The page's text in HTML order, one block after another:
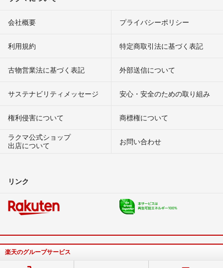
会社概要 プライバシーポリシー
利用規約 特定商取引法に基づく表記
古物営業法に基づく表記 外部送信について
サステナビリティメッセージ 安心・安全のための取り組み
権利侵害について
商標権について
ラクマ公式ショップ
出店について
お問い合わせ
リンク
楽天のグループサービス